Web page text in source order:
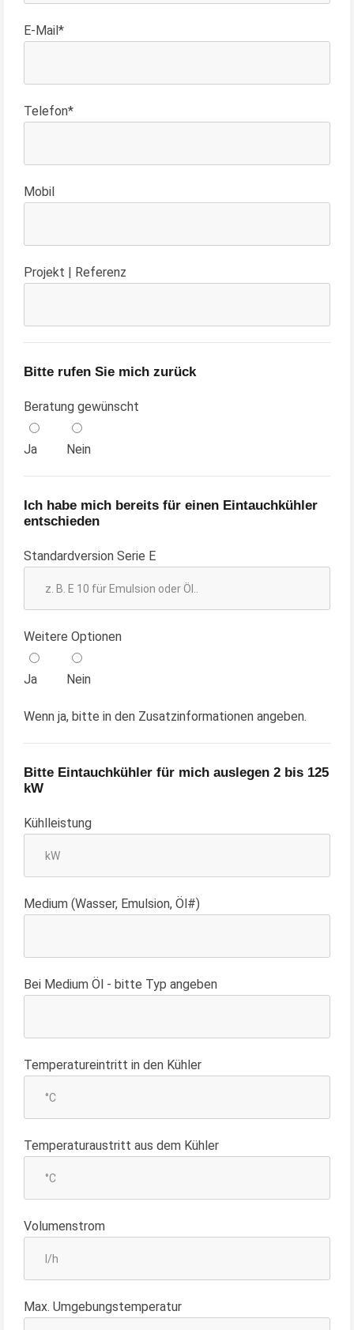
E-Mail*
Telefon*
Mobil
Projekt | Referenz
Bitte rufen Sie mich zurück
Beratung gewünscht
Ja Nein
Ich habe mich bereits für einen Eintauchkühler
entschieden
Standardversion Serie E
Weitere Optionen
Ja Nein
Wenn ja, bitte in den Zusatzinformationen angeben.
Bitte Eintauchkühler für mich auslegen 2 bis 125
kW
Kühlleistung
Medium (Wasser, Emulsion, Öl#)
Bei Medium Öl - bitte Typ angeben
Temperatureintritt in den Kühler
Temperaturaustritt aus dem Kühler
Volumenstrom
Max. Umgebungstemperatur